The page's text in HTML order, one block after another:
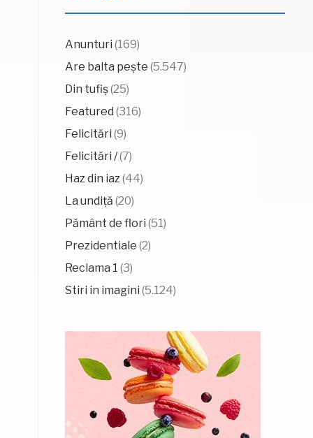
Anunturi (169)
Are balta pește (5.547)
Din tufiș(25)
Featured (316)
Felicitări (9)
Felicitări /(7)
Haz din iaz(44)
La undiță (20)
Pământ de flori (51)
Prezidentiale (2)
Reclama 1 (3)
Stiri in imagini (5.124)